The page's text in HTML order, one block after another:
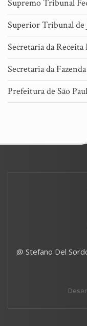
Supremo Tribunal
Superior Tribunal de
Secretaria da Receita
Secretaria da
Prefeitura de São
@ Stefano Del